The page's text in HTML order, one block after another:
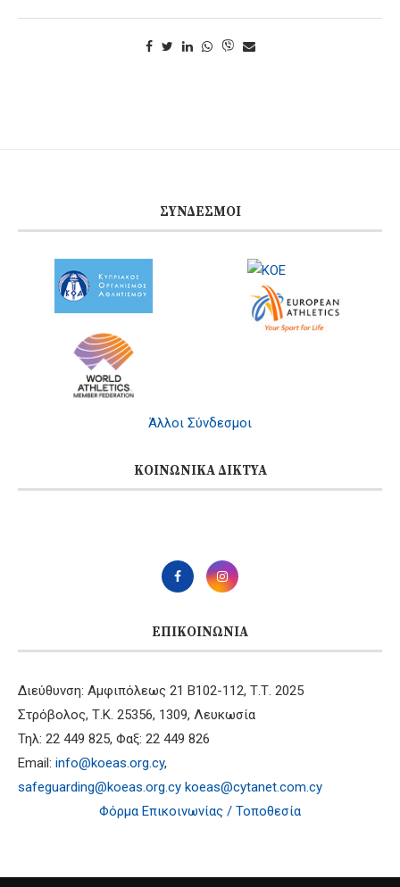
ΣΎΝΔΕΣΜΟΙ
Άλλοι Σύνδεσμοι
ΚΟΙΝΩΝΙΚΆ ΔΊΚΤΥΑ
ΕΠΙΚΟΙΝΩΝΊΑ
Διεύθυνση: Αμφιπόλεως 21 B102-112, Τ.Τ. 2025
Στρόβολος, Τ.Κ. 25356, 1309, Λευκωσία
Τηλ: 22 449 825, Φαξ: 22 449 826
Email: info@koeas.org.cy,
safeguarding@koeas.org.cy koeas@cytanet.com.cy
Φόρμα Επικοινωνίας / Τοποθεσία